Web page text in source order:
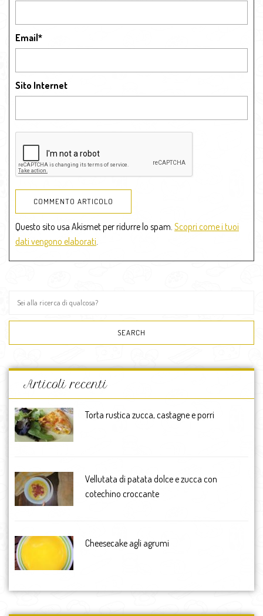
Email*
Sito Internet
Questo sito usa Akismet per ridurre lo spam. Scopri come i tuoi
dati vengono elaborati.
Articoli recenti
Torta rustica zucca, castagne e porri
Vellutata di patata dolce e zucca con
cotechino croccante
Cheesecake agli agrumi